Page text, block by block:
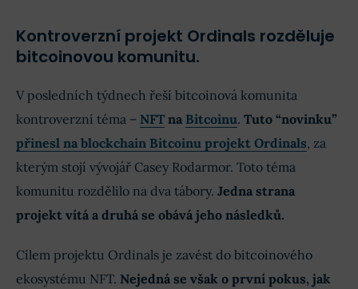
Kontroverzní projekt Ordinals rozděluje
bitcoinovou komunitu.
V posledních týdnech řeší bitcoinová komunita
kontroverzní téma – NFT na Bitcoinu. Tuto “novinku”
přinesl na blockchain Bitcoinu projekt Ordinals, za
kterým stojí vývojář Casey Rodarmor. Toto téma
komunitu rozdělilo na dva tábory. Jedna strana
projekt vítá a druhá se obává jeho následků.
Cílem projektu Ordinals je zavést do bitcoinového
ekosystému NFT. Nejedná se však o první pokus, jak